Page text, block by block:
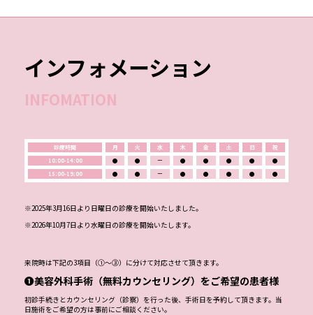
インフォメーション
INFOMATION
診療時間 月 火 水 木 金 土 日
祝
10:00-14:00
● ● ー ● ● ● ●
●
15:00-19:00
● ● ー ● ● ● ● ●
※2025年3月16日より日曜日の診療を開始いたしました。
※2026年10月7日より水曜日の診療を開始いたします。
来院時は下記の3項目（①～③）に分けて対応させて頂きます。
❶美容外科手術（無料カウンセリング）をご希望の患者様
初診手続きとカウンセリング（診察）を行った後、手術日を予約して頂きます。当
日施術をご希望の方は事前にご相談ください。